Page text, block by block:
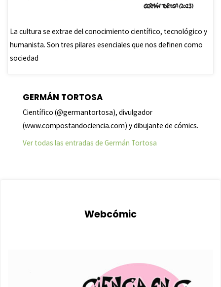
La cultura se extrae del conocimiento científico, tecnológico y
humanista. Son tres pilares esenciales que nos definen como
sociedad
GERMÁN TORTOSA
Científico (@germantortosa), divulgador
(www.compostandociencia.com) y dibujante de cómics.
Ver todas las entradas de Germán Tortosa
Webcómic